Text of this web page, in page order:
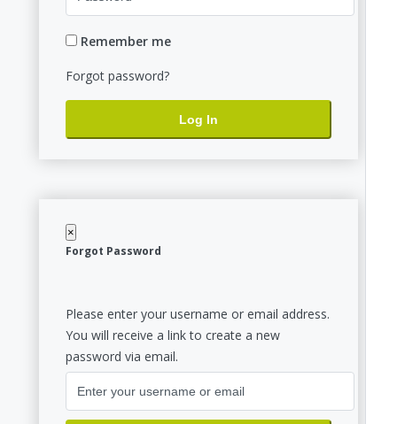
Remember me
Forgot password?
Log In
×
Forgot Password
Please enter your username or email address.
You will receive a link to create a new
password via email.